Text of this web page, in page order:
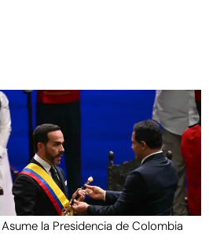
la Presidencia de Colombia